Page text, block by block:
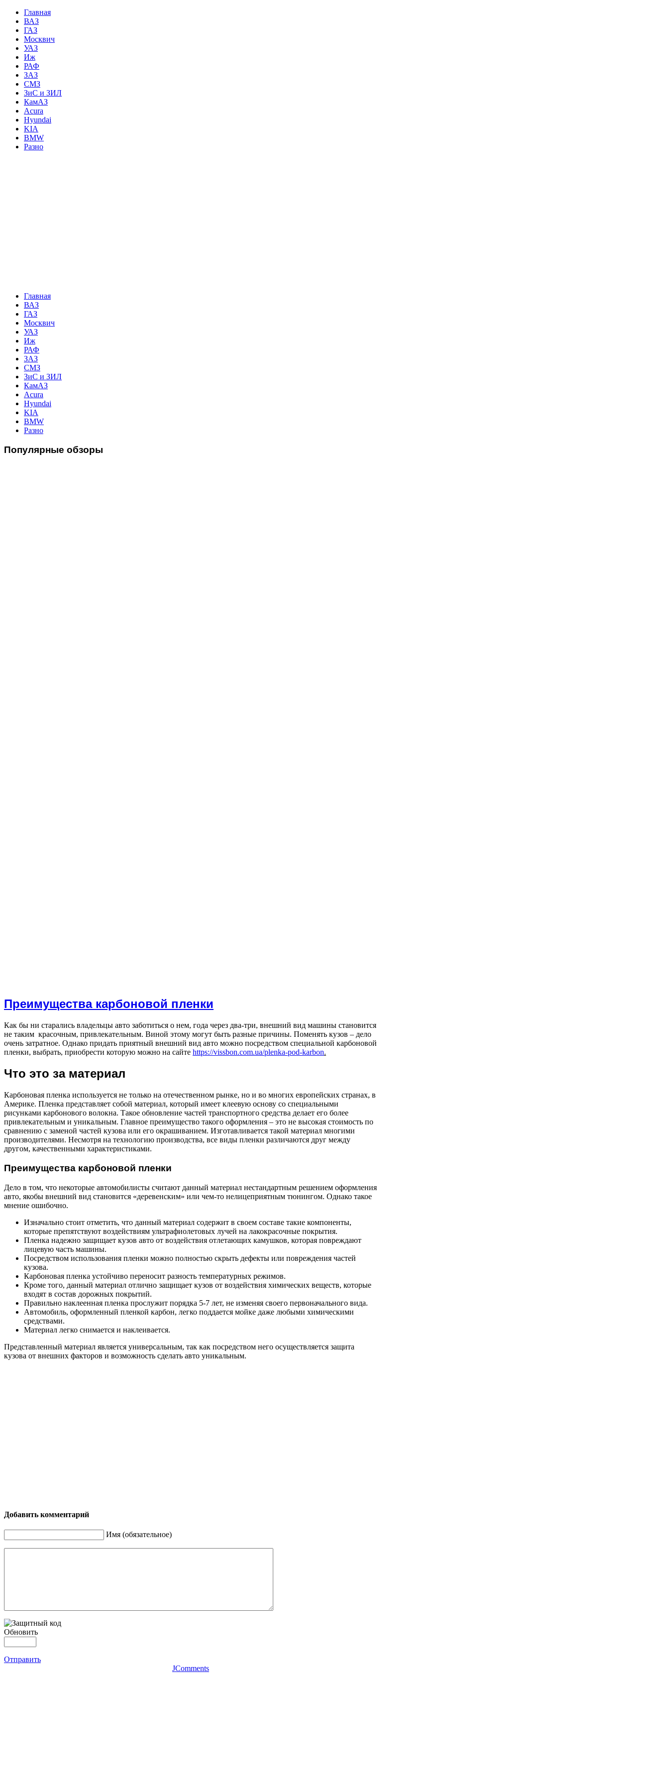
Главная
ВАЗ
ГАЗ
Москвич
УАЗ
Иж
РАФ
ЗАЗ
СМЗ
ЗиС и ЗИЛ
КамАЗ
Acura
Hyundai
KIA
BMW
Разно
Главная
ВАЗ
ГАЗ
Москвич
УАЗ
Иж
РАФ
ЗАЗ
СМЗ
ЗиС и ЗИЛ
КамАЗ
Acura
Hyundai
KIA
BMW
Разно
Популярные обзоры
Преимущества карбоновой пленки
Как бы ни старались владельцы авто заботиться о нем, года через два-три, внешний вид машины становится
не таким красочным, привлекательным. Виной этому могут быть разные причины. Поменять кузов – дело
очень затратное. Однако придать приятный внешний вид авто можно посредством специальной карбоновой
пленки, выбрать, приобрести которую можно на сайте https://vissbon.com.ua/plenka-pod-karbon.
Что это за материал
Карбоновая пленка используется не только на отечественном рынке, но и во многих европейских странах, в
Америке. Пленка представляет собой материал, который имеет клеевую основу со специальными
рисунками карбонового волокна. Такое обновление частей транспортного средства делает его более
привлекательным и уникальным. Главное преимущество такого оформления – это не высокая стоимость по
сравнению с заменой частей кузова или его окрашиванием. Изготавливается такой материал многими
производителями. Несмотря на технологию производства, все виды пленки различаются друг между
другом, качественными характеристиками.
Преимущества карбоновой пленки
Дело в том, что некоторые автомобилисты считают данный материал нестандартным решением оформления
авто, якобы внешний вид становится «деревенским» или чем-то нелицеприятным тюнингом. Однако такое
мнение ошибочно.
Изначально стоит отметить, что данный материал содержит в своем составе такие компоненты,
которые препятствуют воздействиям ультрафиолетовых лучей на лакокрасочные покрытия.
Пленка надежно защищает кузов авто от воздействия отлетающих камушков, которая повреждают
лицевую часть машины.
Посредством использования пленки можно полностью скрыть дефекты или повреждения частей
кузова.
Карбоновая пленка устойчиво переносит разность температурных режимов.
Кроме того, данный материал отлично защищает кузов от воздействия химических веществ, которые
входят в состав дорожных покрытий.
Правильно наклеенная пленка прослужит порядка 5-7 лет, не изменяя своего первоначального вида.
Автомобиль, оформленный пленкой карбон, легко поддается мойке даже любыми химическими
средствами.
Материал легко снимается и наклеивается.
Представленный материал является универсальным, так как посредством него осуществляется защита
кузова от внешних факторов и возможность сделать авто уникальным.
Добавить комментарий
Имя (обязательное)
Обновить
Отправить
JComments